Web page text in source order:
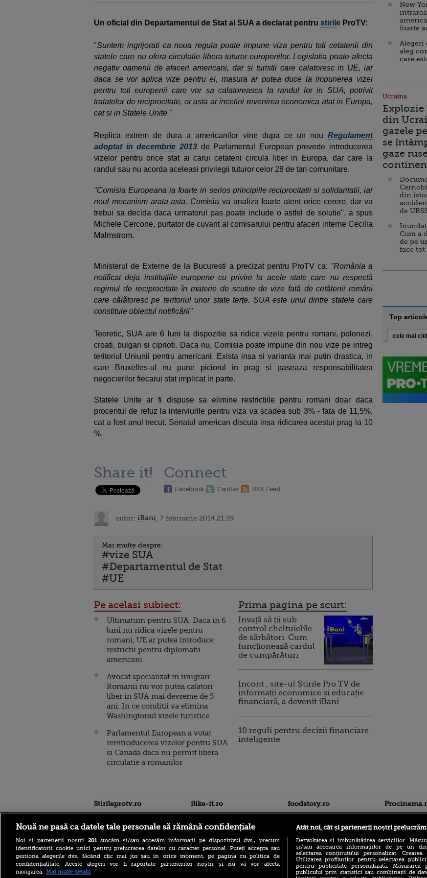
Un oficial din Departamentul de Stat al SUA a declarat pentru stirile ProTV:
"Suntem ingrijorati ca noua regula poate impune viza pentru toti cetatenii din
statele care nu ofera circulatie libera tuturor europenilor. Legislatia poate afecta
negativ oamenii de afaceri americani, dar si turistii care calatoresc in UE, iar
daca se vor aplica vize pentru ei, masura ar putea duce la impunerea vizei
pentru toti europenii care vor sa calatoreasca la randul lor in SUA, potrivit
tratatelor de reciprocitate, or asta ar incetini revenirea economica atat in Europa,
cat si in Statele Unite."
Replica extrem de dura a americanilor vine dupa ce un nou Regulament
adoptat in decembrie 2013de Parlamentul European prevede introducerea
vizelor pentru orice stat ai carui cetateni circula liber in Europa, dar care la
randul sau nu acorda aceleasi privilegii tuturor celor 28 de tari comunitare.
"Comisia Europeana ia foarte in serios principiile reciprocitatii si solidaritatii, iar
noul mecanism arata asta. Comisia va analiza foarte atent orice cerere, dar va
trebui sa decida daca urmatorul pas poate include o astfel de solutie", a spus
Michele Cercone, purtator de cuvant al comisarului pentru afaceri interne Cecilia
Malmstrom.
Ministerul de Externe de la Bucuresti a precizat pentru ProTV ca: "România a
notificat deja instituţiile europene cu privire la acele state care nu respectă
regimul de reciprocitate în materie de scutire de vize fată de cetătenii români
care călătoresc pe teritoriul unor state terţe. SUA este unul dintre statele care
constituie obiectul notificării"
Teoretic, SUA are 6 luni la dispozitie sa ridice vizele pentru romani, polonezi,
croati, bulgari si ciprioti. Daca nu, Comisia poate impune din nou vize pe intreg
teritoriul Uniunii pentru americani. Exista insa si varianta mai putin drastica, in
care Bruxelles-ul nu pune piciorul in prag si paseaza responsabilitatea
negocierilor fiecarui stat implicat in parte.
Statele Unite ar fi dispuse sa elimine restrictiile pentru romani doar daca
procentul de refuz la interviurile pentru viza va scadea sub 3% - fata de 11,5%,
cat a fost anul trecut. Senatul american discuta insa ridicarea acestui prag la 10
%.
Share it! Connect
Facebook Twitter RSS Feed
autor: iBani , 7 februarie 2014 21:39
Mai multe despre:
#vize SUA
#Departamentul de Stat
#UE
Pe acelasi subiect:
Ultimatum pentru SUA: Daca in 6
luni nu ridica vizele pentru
romani, UE ar putea introduce
restrictii pentru diplomatii
americani
Avocat specializat in imigrari:
Romanii nu vor putea calatori
liber in SUA mai devreme de 5
ani. In ce conditii va elimina
Washingtonul vizele turistice
Parlamentul European a votat
reintroducerea vizelor pentru SUA
si Canada daca nu permit libera
circulatie a romanilor
Prima pagina pe scurt:
Invață să ții sub
control cheltuielile
de sărbători. Cum
funcționează cardul
de cumpărături
Incont , site-ul Știrile Pro TV de
informații economice și educație
financiară, a devenit iBani
10 reguli pentru decizii financiare
inteligente
New
foarte
Alegeri
aleg
care
Ucraina
din
gazele
se
gaze
din
de
Cum a
de pe
face tot
Top
cele mai
Stirileprotv.ro ilike-it.ro foodstory.ro
(P) Descoperă Lumea
Nouă ne pasă ca datele tale personale să rămână confidențiale
Noi și partenerii noștri 201stocăm și/sau accesăm informații pe dispozitivul dvs., precum
identificatorii cookie unici pentru prelucrarea datelor cu caracter personal. Puteți accepta sau
gestiona alegerile dvs. făcând clic mai jos sau în orice moment, pe pagina cu politica de
confidențialitate. Aceste alegeri vor fi raportate partenerilor noștri și nu vă vor afecta
navigarea. Mai multe detalii
Atât noi, cât și partenerii noștri
Dezvoltarea și îmbunătățirea serviciilor.
și/sau accesarea informațiilor de pe un
selectarea conținutului personalizat.
Utilizarea profilurilor pentru selectarea
pentru publicitate personalizată. Măsurarea
publicului prin statistici sau combinații de